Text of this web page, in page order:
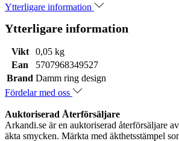
Ytterligare information
Ytterligare information
Vikt
0,05 kg
Ean
5707968349527
Brand Damm ring design
Fördelar med oss
Auktoriserad Återförsäljare
Arkandi.se är en auktoriserad återförsäljare
äkta smycken. Märkta med äkthetsstämpel